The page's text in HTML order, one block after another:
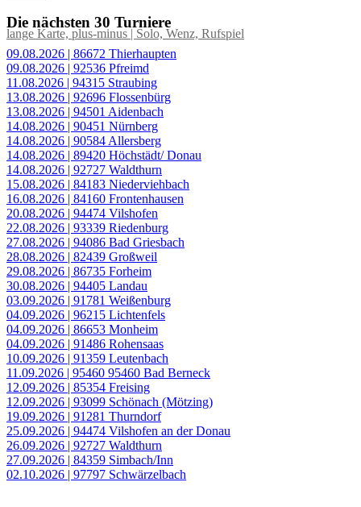
lange Karte, plus-minus | Solo, Wenz, Rufspiel
Die nächsten 30 Turniere
09.08.2026 | 86672 Thierhaupten
09.08.2026 | 92536 Pfreimd
11.08.2026 | 94315 Straubing
13.08.2026 | 92696 Flossenbürg
13.08.2026 | 94501 Aidenbach
14.08.2026 | 90451 Nürnberg
14.08.2026 | 90584 Allersberg
14.08.2026 | 89420 Höchstädt/ Donau
14.08.2026 | 92727 Waldthurn
15.08.2026 | 84183 Niederviehbach
16.08.2026 | 84160 Frontenhausen
20.08.2026 | 94474 Vilshofen
22.08.2026 | 93339 Riedenburg
27.08.2026 | 94086 Bad Griesbach
28.08.2026 | 82439 Großweil
29.08.2026 | 86735 Forheim
30.08.2026 | 94405 Landau
03.09.2026 | 91781 Weißenburg
04.09.2026 | 96215 Lichtenfels
04.09.2026 | 86653 Monheim
04.09.2026 | 91486 Rohensaas
10.09.2026 | 91359 Leutenbach
11.09.2026 | 95460 95460 Bad Berneck
12.09.2026 | 85354 Freising
12.09.2026 | 93099 Schönach (Mötzing)
19.09.2026 | 91281 Thurndorf
25.09.2026 | 94474 Vilshofen an der Donau
26.09.2026 | 92727 Waldthurn
27.09.2026 | 84359 Simbach/Inn
02.10.2026 | 97797 Schwärzelbach